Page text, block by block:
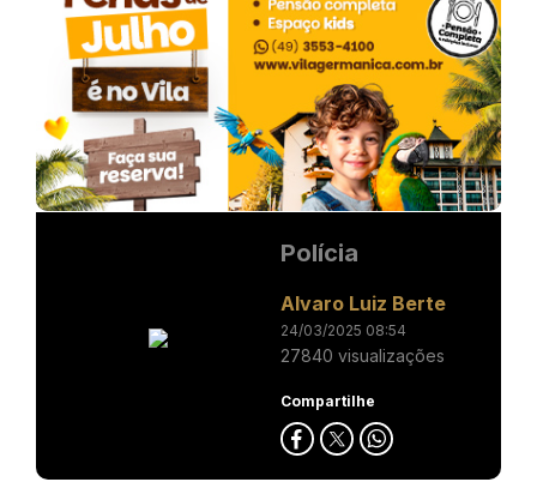
Polícia
Alvaro Luiz Berte
24/03/2025 08:54
27840 visualizações
Compartilhe